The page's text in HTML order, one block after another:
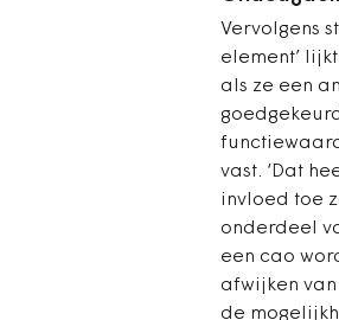
Vervolgens
element’
als ze een
vast. ‘Dat
invloed toe
onderdeel
een cao
afwijken
de